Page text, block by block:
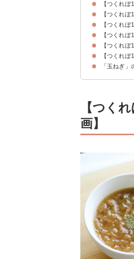
【つくれ
【つくれ
【つくれ
【つくれ
【つくれ
【つくれ
「玉ねぎ
【つく
画】